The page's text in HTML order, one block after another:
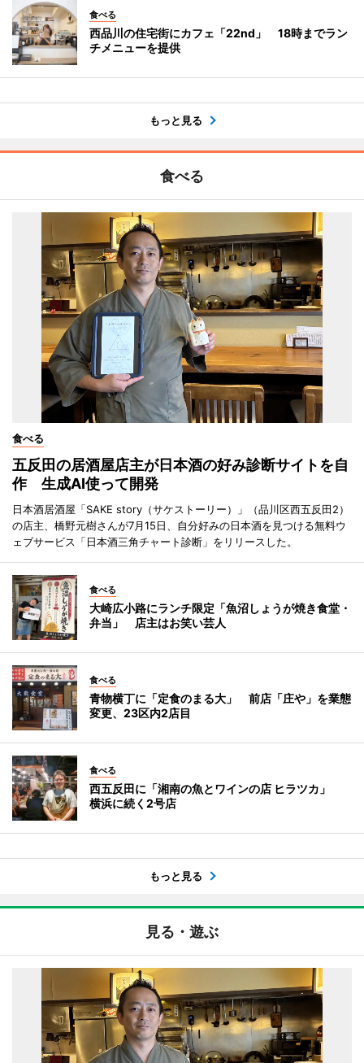
食べる
西品川の住宅街にカフェ「22nd」 18時までラン
チメニューを提供
もっと見る
食べる
食べる
五反田の居酒屋店主が日本酒の好み診断サイトを自
作 生成AI使って開発
日本酒居酒屋「SAKE story（サケストーリー）」（品川区西五反田2）
の店主、橋野元樹さんが7月15日、自分好みの日本酒を見つける無料ウ
ェブサービス「日本酒三角チャート診断」をリリースした。
食べる
大崎広小路にランチ限定「魚沼しょうが焼き食堂・
弁当」 店主はお笑い芸人
食べる
青物横丁に「定食のまる大」 前店「庄や」を業態
変更、23区内2店目
食べる
西五反田に「湘南の魚とワインの店 ヒラツカ」
横浜に続く2号店
もっと見る
見る・遊ぶ